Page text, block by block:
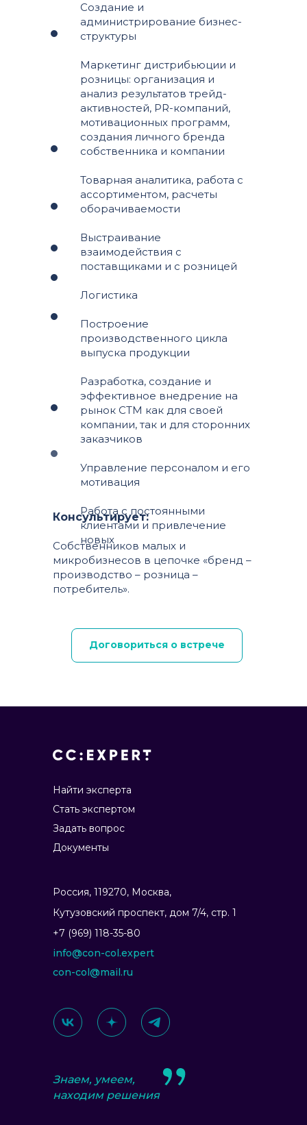
Договориться о встрече
Создание и
администрирование бизнес-
структуры
Маркетинг дистрибьюции и
розницы: организация и
анализ результатов трейд-
активностей, PR-компаний,
мотивационных программ,
создания личного бренда
собственника и компании
Товарная аналитика, работа с
ассортиментом, расчеты
оборачиваемости
Выстраивание
взаимодействия с
поставщиками и с розницей
Логистика
Построение
производственного цикла
выпуска продукции
Разработка, создание и
эффективное внедрение на
рынок СТМ как для своей
компании, так и для сторонних
заказчиков
Управление персоналом и его
мотивация
Работа с постоянными
клиентами и привлечение
новых
Консультирует:
Собственников малых и
микробизнесов в цепочке «бренд –
производство – розница –
потребитель».
Найти эксперта
Стать экспертом
Задать вопрос
Документы
Россия, 119270, Москва,
info@con-col.expert
+7 (969) 118-35-80
Ку­тузов­ский прос­пект, дом 7/4, стр. 1
Знаем, умеем,
находим решения
con-col@mail.ru